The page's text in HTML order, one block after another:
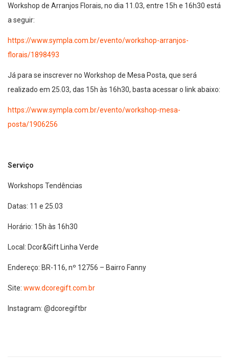
Workshop de Arranjos Florais, no dia 11.03, entre 15h e 16h30 está
a seguir:
https://www.sympla.com.br/evento/workshop-arranjos-
florais/1898493
Já para se inscrever no Workshop de Mesa Posta, que será
realizado em 25.03, das 15h às 16h30, basta acessar o link abaixo:
https://www.sympla.com.br/evento/workshop-mesa-
posta/1906256
Serviço
Workshops Tendências
Datas: 11 e 25.03
Horário: 15h às 16h30
Local: Dcor&Gift Linha Verde
Endereço: BR-116, nº 12756 – Bairro Fanny
Site: www.dcoregift.com.br
Instagram: @dcoregiftbr